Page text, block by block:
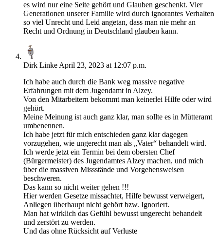
es wird nur eine Seite gehört und Glauben geschenkt. Vier
Generationen unserer Familie wird durch ignorantes Verhalten
so viel Unrecht und Leid angetan, dass man nie mehr an
Recht und Ordnung in Deutschland glauben kann.
Dirk Linke April 23, 2023 at 12:07 p.m.
Ich habe auch durch die Bank weg massive negative
Erfahrungen mit dem Jugendamt in Alzey.
Von den Mitarbeitern bekommt man keinerlei Hilfe oder wird
gehört.
Meine Meinung ist auch ganz klar, man sollte es in Mütteramt
umbenennen.
Ich habe jetzt für mich entschieden ganz klar dagegen
vorzugehen, wie ungerecht man als „Vater“ behandelt wird.
Ich werde jetzt ein Termin bei dem obersten Chef
(Bürgermeister) des Jugendamtes Alzey machen, und mich
über die massiven Missstände und Vorgehensweisen
beschweren.
Das kann so nicht weiter gehen !!!
Hier werden Gesetze missachtet, Hilfe bewusst verweigert,
Anliegen überhaupt nicht gehört bzw. Ignoriert.
Man hat wirklich das Gefühl bewusst ungerecht behandelt
und zerstört zu werden.
Und das ohne Rücksicht auf Verluste